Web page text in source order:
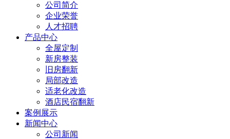
公司简介
企业荣誉
人才招聘
产品中心
全屋定制
新房整装
旧房翻新
局部改造
适老化改造
酒店民宿翻新
案例展示
新闻中心
公司新闻